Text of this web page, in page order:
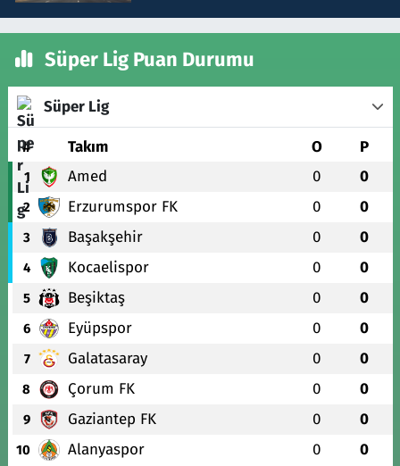
Süper Lig Puan Durumu
Süper Lig
# Takım O P
1 Amed 0 0
2 Erzurumspor FK 0 0
3 Başakşehir 0 0
4 Kocaelispor 0 0
5 Beşiktaş 0 0
6 Eyüpspor 0 0
7 Galatasaray 0 0
8 Çorum FK 0 0
9 Gaziantep FK 0 0
10 Alanyaspor 0 0